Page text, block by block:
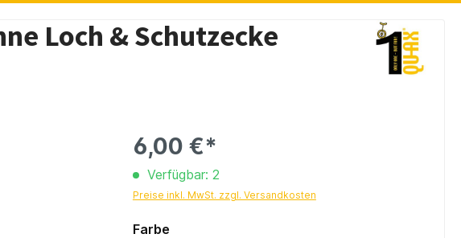
Loch & Schutzecke
6,00 €*
Verfügbar: 2
Preise inkl. MwSt. zzgl. Versandkosten
Farbe